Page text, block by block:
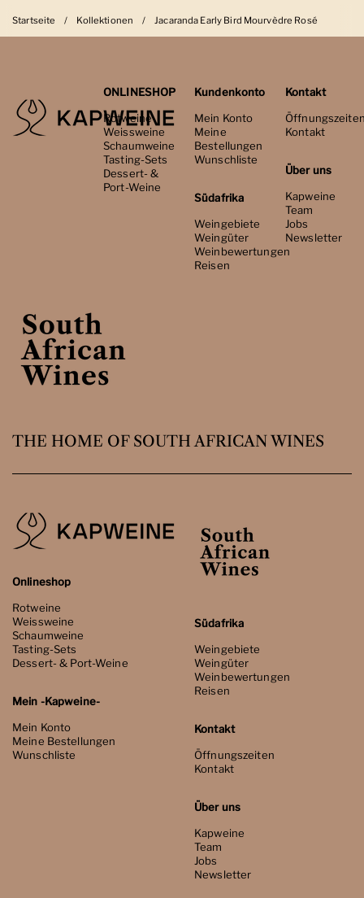
Startseite / Kollektionen / Jacaranda Early Bird Mourvèdre Rosé
ONLINESHOP
Rotweine
Weissweine
Schaumweine
Tasting-Sets
Dessert- &
Port-Weine
Kundenkonto
Mein Konto
Meine
Bestellungen
Wunschliste
Südafrika
Weingebiete
Weingüter
Weinbewertungen
Reisen
Kontakt
Kontakt
Über uns
Kapweine
Team
Jobs
Newsletter
THE HOME OF SOUTH AFRICAN WINES
Onlineshop
Rotweine
Weissweine
Schaumweine
Tasting-Sets
Dessert- & Port-Weine
Mein -Kapweine-
Mein Konto
Meine Bestellungen
Wunschliste
Südafrika
Weingebiete
Weingüter
Weinbewertungen
Reisen
Kontakt
Öffnungszeiten
Kontakt
Über uns
Kapweine
Team
Jobs
Newsletter